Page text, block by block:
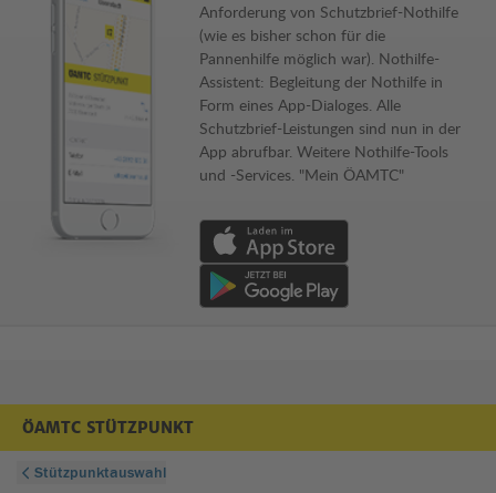
Anforderung von Schutzbrief-Nothilfe
(wie es bisher schon für die
Pannenhilfe möglich war). Nothilfe-
Assistent: Begleitung der Nothilfe in
Form eines App-Dialoges. Alle
Schutzbrief-Leistungen sind nun in der
App abrufbar. Weitere Nothilfe-Tools
und -Services. "Mein ÖAMTC"
Download von App im Apple App Store
Download von App im Google Play Store
ÖAMTC STÜTZPUNKT